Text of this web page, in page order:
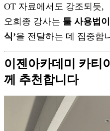
OT 자료에서도 강조되듯,
오희종 강사는 툴 사용법
식’을 전달하는 데 집중합
이젠아카데미 카티
께 추천합니다